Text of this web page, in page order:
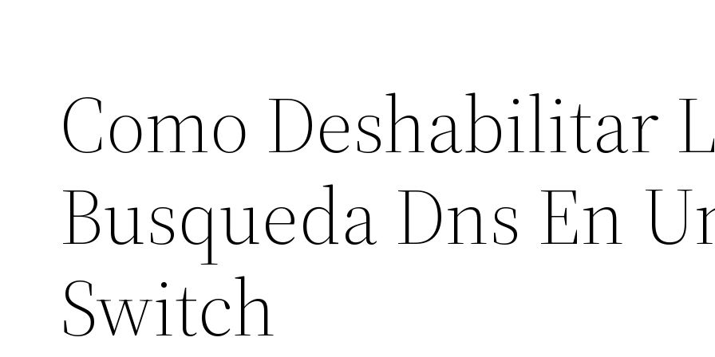
Como Deshabilitar
Busqueda Dns En
Switch